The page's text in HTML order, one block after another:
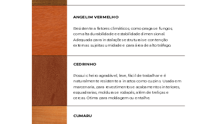
ANGELIM VERMELHO
Resistente a fatores climáticos, como pragas e fungos,
com alta durabilidade e estabilidade dimensional.
Adequada para instalações estruturais e contenção
externas sujeitas umidade e para área de alto tráfego.
CEDRINHO
Possui cheiro agradável, leve, fácil de trabalhar e é
naturalmente resistente a insetos como cupins. Usada em
marcenaria, para revestimentos e acabamentos interiores,
esquadrarias, molduras e rodapés, além de treliças e
cercas. Ótima para moldagem ou entalhe.
CUMARU